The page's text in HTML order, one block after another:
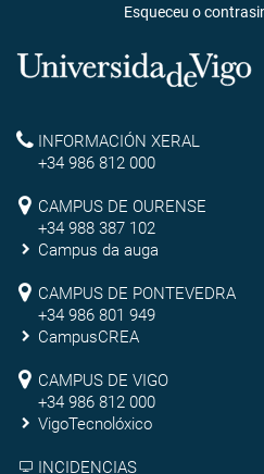
Esqueceu o
Universidade
Vigo
Reitoría
INFORMACIÓN XERAL
+34 986 812 000
Campus
de
Ourense
CAMPUS DE OURENSE
+34 988 387 102
Campus da auga
Campus
de
Pontevedra
CAMPUS DE PONTEVEDRA
+34 986 801 949
CampusCREA
Campus
de
Vigo
CAMPUS DE VIGO
+34 986 812 000
VigoTecnolóxico
INCIDENCIAS